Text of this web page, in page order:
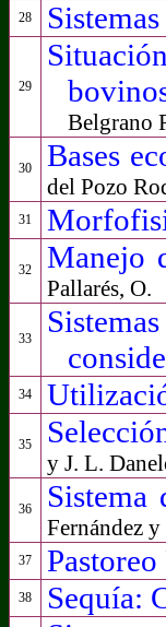
28
29
Belgrano
30 Bases
del Pozo
31
32 Manejo
Pallarés, O.
33
34
35
y J. L.
36
Fernández
37
38 Sequía: